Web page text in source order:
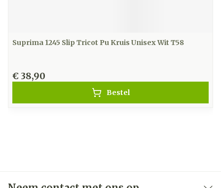
Suprima 1245 Slip Tricot Pu Kruis Unisex Wit T58
€ 38,90
Bestel